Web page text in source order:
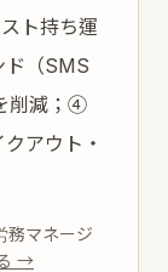
ト持ち運
（SMS
削減；④
アウト・
務マネージ
→